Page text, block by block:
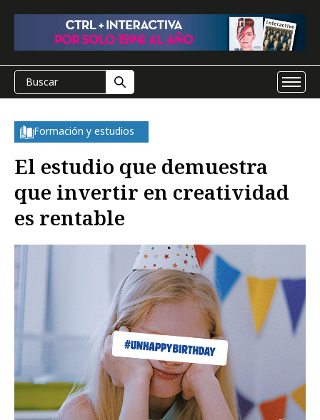
Formación y estudios
El estudio que demuestra
que invertir en creatividad
es rentable